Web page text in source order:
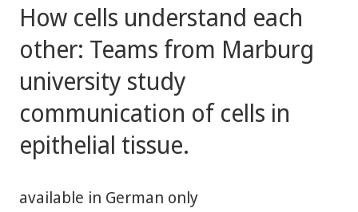
How cells understand each
other: Teams from Marburg
university study
communication of cells in
epithelial tissue.
available in German only